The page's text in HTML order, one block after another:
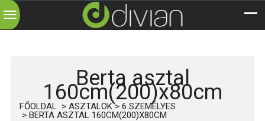
Toggle
navigation
Berta asztal
160cm(200)x80cm
FŐOLDAL ASZTALOK
6 SZEMÉLYES
BERTA ASZTAL 160CM(200)X80CM